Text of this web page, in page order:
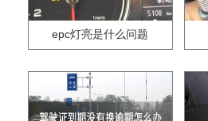
epc灯亮是什么问题